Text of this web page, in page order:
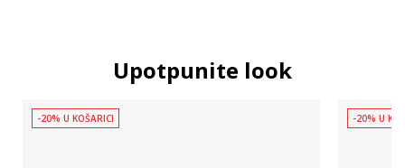
Upotpunite look
-20% U KOŠARICI -20% U